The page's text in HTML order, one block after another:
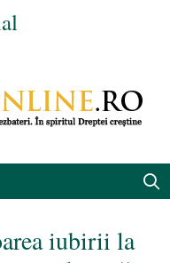
iubirii la